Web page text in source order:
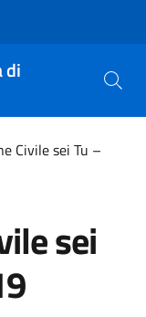
di
Civile sei Tu –
sei